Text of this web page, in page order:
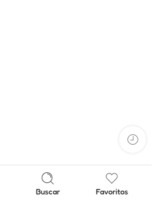
Buscar Favoritos